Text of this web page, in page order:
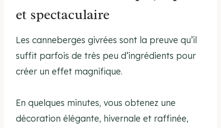
et spectaculaire
Les canneberges givrées sont la preuve qu’il
suffit parfois de très peu d’ingrédients pour
créer un effet magnifique.
En quelques minutes, vous obtenez une
décoration élégante, hivernale et raffinée,